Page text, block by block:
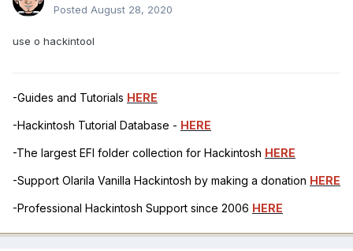
Posted August 28, 2020
use o hackintool
-Guides and Tutorials HERE
-Hackintosh Tutorial Database - HERE
-The largest EFI folder collection for Hackintosh HERE
-Support Olarila Vanilla Hackintosh by making a donation HERE
-Professional Hackintosh Support since 2006 HERE